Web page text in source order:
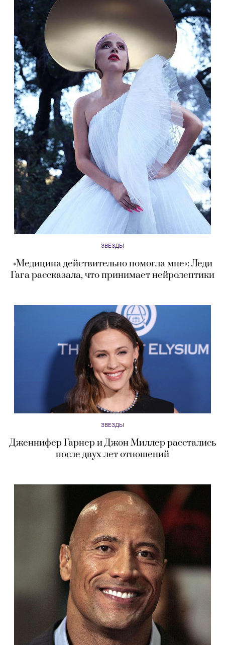
ЗВЕЗДЫ
«Медицина действительно помогла мне»: Леди
Гага рассказала, что принимает нейролептики
ЗВЕЗДЫ
Дженнифер Гарнер и Джон Миллер расстались
после двух лет отношений